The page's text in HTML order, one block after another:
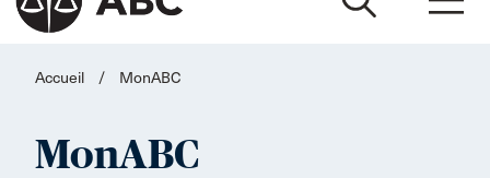
Accueil / MonABC
MonABC